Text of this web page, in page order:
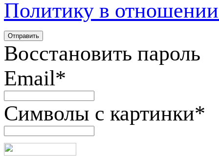
Политику в
Восстановить пароль
Email*
Символы с картинки*